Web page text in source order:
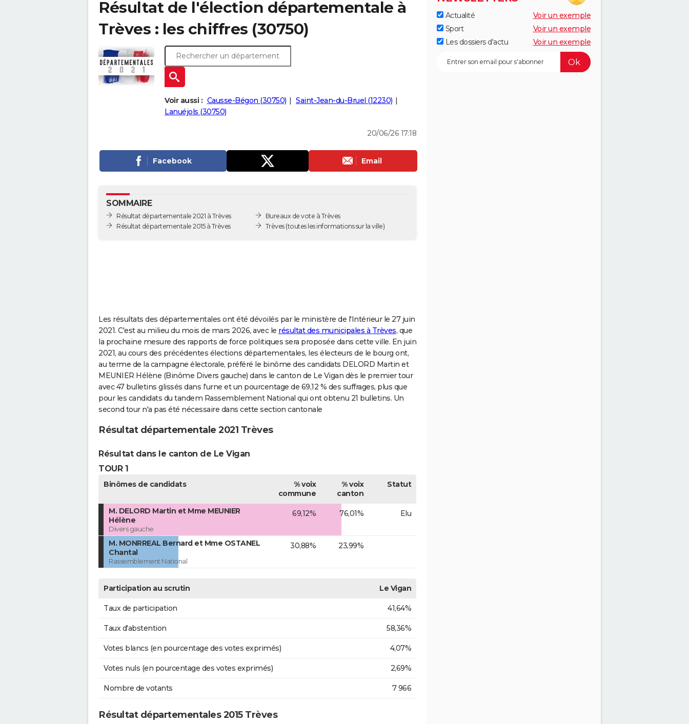
Résultat de l'élection départementale à
Trèves : les chiffres (30750)
Voir aussi : Causse-Bégon (30750)
Saint-Jean-du-Bruel (12230)
Lanuéjols (30750)
20/06/26 17:18
Facebook Email
SOMMAIRE
Résultat départementale 2021 à Trèves
Résultat départementale 2015 à Trèves
Bureaux de vote à Trèves
Trèves(toutes les informations sur la ville)
Les résultats des départementales ont été dévoilés par le ministère de l'Intérieur le 27 juin
2021. C'est au milieu du mois de mars 2026, avec le résultat des municipales à Trèves, que
la prochaine mesure des rapports de force politiques sera proposée dans cette ville. En juin
2021, au cours des précédentes élections départementales, les électeurs de le bourg ont,
au terme de la campagne électorale, préféré le binôme des candidats DELORD Martin et
MEUNIER Hélène (Binôme Divers gauche) dans le canton de Le Vigan dès le premier tour
avec 47 bulletins glissés dans l'urne et un pourcentage de 69,12 % des suffrages, plus que
pour les candidats du tandem Rassemblement National qui ont obtenu 21 bulletins. Un
second tour n'a pas été nécessaire dans cette section cantonale
Résultat départementale 2021 Trèves
Résultat dans le canton de Le Vigan
TOUR 1
Binômes de candidats
% voix
commune
% voix
canton
Statut
M. DELORD Martin et Mme MEUNIER
Hélène
Divers gauche
69,12% 76,01% Elu
M. MONRREAL Bernard et Mme OSTANEL
Chantal
Rassemblement National
30,88% 23,99%
Participation au scrutin Le Vigan
Taux de participation 41,64%
Taux d'abstention 58,36%
Votes blancs (en pourcentage des votes exprimés) 4,07%
Votes nuls (en pourcentage des votes exprimés) 2,69%
Nombre de votants 7 966
Résultat départementales 2015 Trèves
Actualité
Voir un exemple
Sport
Voir un exemple
Les dossiers d'actu
Voir un exemple